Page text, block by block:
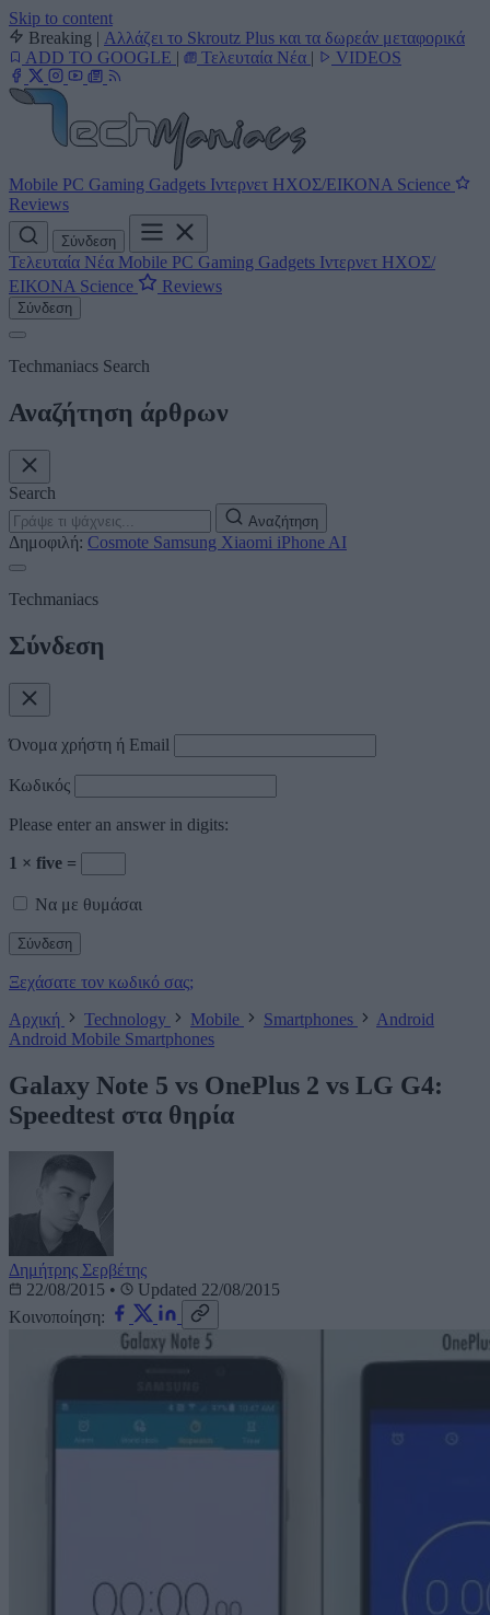
Skip to content
Breaking | Αλλάζει το Skroutz Plus και τα δωρεάν μεταφορικά
ADD TO GOOGLE | Τελευταία Νέα | VIDEOS
Mobile PC Gaming Gadgets Ιντερνετ ΗΧΟΣ/ΕΙΚΟΝΑ Science
Reviews
Σύνδεση
Τελευταία Νέα Mobile PC Gaming Gadgets Ιντερνετ ΗΧΟΣ/
ΕΙΚΟΝΑ Science Reviews
Σύνδεση
Techmaniacs Search
Αναζήτηση άρθρων
Search
Αναζήτηση
Δημοφιλή: Cosmote Samsung Xiaomi iPhone AI
Techmaniacs
Σύνδεση
Όνομα χρήστη ή Email
Κωδικός
Please enter an answer in digits:
1 × five =
Να με θυμάσαι
Ξεχάσατε τον κωδικό σας;
Αρχική
Technology Mobile Smartphones
Android
Android Mobile Smartphones
Galaxy Note 5 vs OnePlus 2 vs LG G4:
Speedtest στα θηρία
Δημήτρης Σερβέτης
22/08/2015 •
Updated 22/08/2015
Κοινοποίηση: